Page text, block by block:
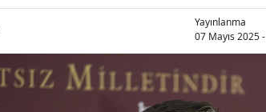
Yayınlanma
07 Mayıs 2025